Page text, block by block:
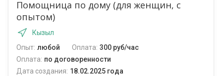
Помощница по дому (для женщин, с
опытом)
Кызыл
Опыт: любой Оплата: 300 руб/час
Оплата: по договоренности
Дата создания: 18.02.2025 года